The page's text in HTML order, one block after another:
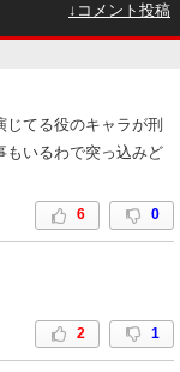
↓コメント投稿
じてる役のキャラが刑
いるわで突っ込みど
6 0
2 1